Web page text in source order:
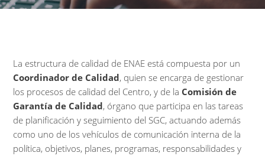
La estructura de calidad de ENAE está compuesta por un
Coordinador de Calidad, quien se encarga de gestionar
los procesos de calidad del Centro, y de la Comisión de
Garantía de Calidad, órgano que participa en las tareas
de planificación y seguimiento del SGC, actuando además
como uno de los vehículos de comunicación interna de la
política, objetivos, planes, programas, responsabilidades y